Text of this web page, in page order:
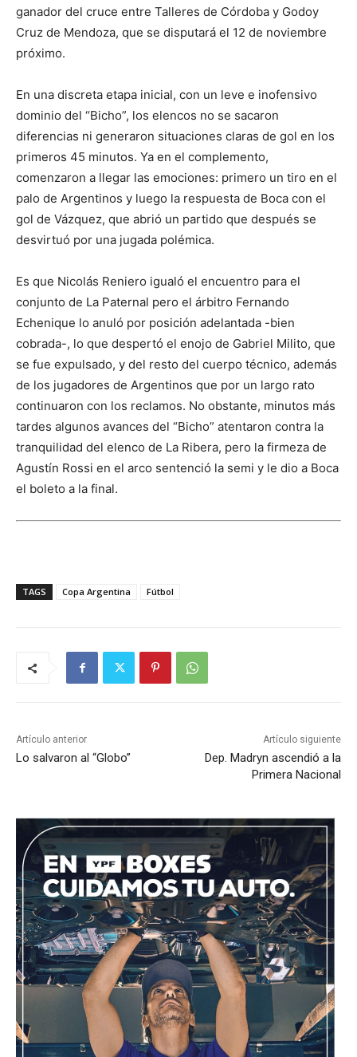
ganador del cruce entre Talleres de Córdoba y Godoy
Cruz de Mendoza, que se disputará el 12 de noviembre
próximo.
En una discreta etapa inicial, con un leve e inofensivo
dominio del “Bicho”, los elencos no se sacaron
diferencias ni generaron situaciones claras de gol en los
primeros 45 minutos. Ya en el complemento,
comenzaron a llegar las emociones: primero un tiro en el
palo de Argentinos y luego la respuesta de Boca con el
gol de Vázquez, que abrió un partido que después se
desvirtuó por una jugada polémica.
Es que Nicolás Reniero igualó el encuentro para el
conjunto de La Paternal pero el árbitro Fernando
Echenique lo anuló por posición adelantada -bien
cobrada-, lo que despertó el enojo de Gabriel Milito, que
se fue expulsado, y del resto del cuerpo técnico, además
de los jugadores de Argentinos que por un largo rato
continuaron con los reclamos. No obstante, minutos más
tardes algunos avances del “Bicho” atentaron contra la
tranquilidad del elenco de La Ribera, pero la firmeza de
Agustín Rossi en el arco sentenció la semi y le dio a Boca
el boleto a la final.
TAGS Copa Argentina Fútbol
Artículo anterior
Lo salvaron al “Globo”
Artículo siguiente
Dep. Madryn ascendió a la
Primera Nacional